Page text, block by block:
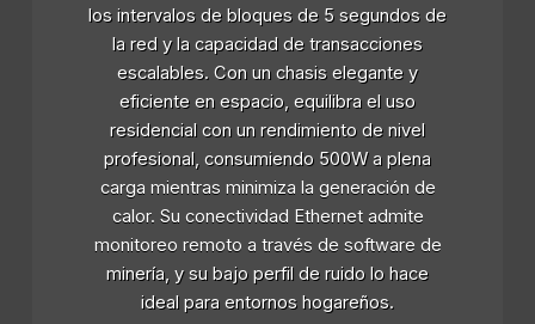
los intervalos de bloques de 5 segundos de
la red y la capacidad de transacciones
escalables. Con un chasis elegante y
eficiente en espacio, equilibra el uso
residencial con un rendimiento de nivel
profesional, consumiendo 500W a plena
carga mientras minimiza la generación de
calor. Su conectividad Ethernet admite
monitoreo remoto a través de software de
minería, y su bajo perfil de ruido lo hace
ideal para entornos hogareños.